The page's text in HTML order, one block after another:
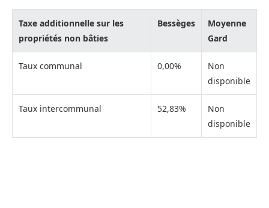
Taxe additionnelle sur les
propriétés non bâties
Bessèges
Moyenne
Gard
Taux communal 0,00%
Non
disponible
Taux intercommunal 52,83%
Non
disponible